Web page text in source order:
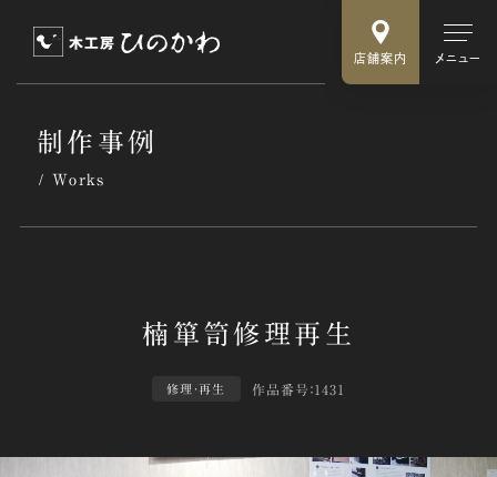
店舗案内 メニュー
制作事例
Works
修理・再生 作品番号：1431